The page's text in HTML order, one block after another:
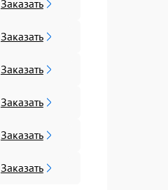
Заказать
Заказать
Заказать
Заказать
Заказать
Заказать